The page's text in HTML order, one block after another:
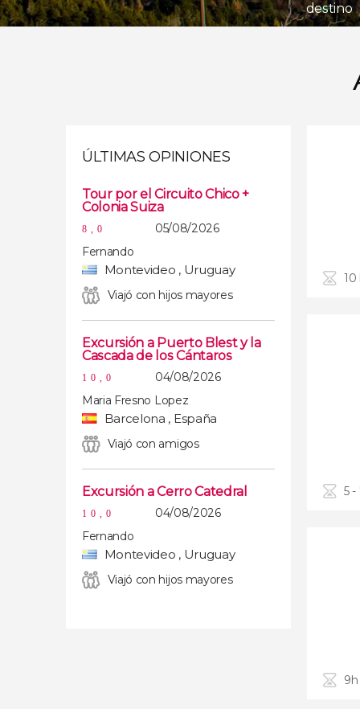
destino
ÚLTIMAS OPINIONES
Tour por el Circuito Chico +
Colonia Suiza
8,0
05/08/2026
Fernando
Montevideo , Uruguay
Viajó con hijos mayores
Excursión a Puerto Blest y la
Cascada de los Cántaros
10,0
04/08/2026
Maria Fresno Lopez
Barcelona , España
Viajó con amigos
Excursión a Cerro Catedral
10,0
04/08/2026
Fernando
Montevideo , Uruguay
Viajó con hijos mayores
10
5 -
9h